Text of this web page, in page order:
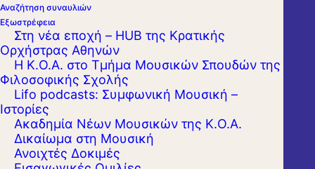
Αναζήτηση συναυλιών
Εξωστρέφεια
Στη νέα εποχή – HUB της Κρατικής
Ορχήστρας Αθηνών
Η Κ.Ο.Α. στο Τμήμα Μουσικών Σπουδών της
Φιλοσοφικής Σχολής
Lifo podcasts: Συμφωνική Μουσική –
Ιστορίες
Ακαδημία Νέων Μουσικών της Κ.Ο.Α.
Δικαίωμα στη Μουσική
Ανοιχτές Δοκιμές
Η Κρατική Ορχήστρα Αθηνών προκηρύσσει
διαγωνισμό για τηνπλήρωση τεσσάρων (4)
κενών οργανικών θέσεων μόνιμου